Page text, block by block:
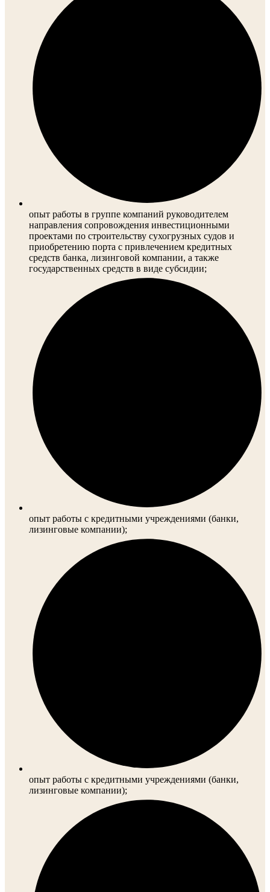
опыт работы в группе компаний руководителем
направления сопровождения инвестиционными
проектами по строительству сухогрузных судов и
приобретению порта с привлечением кредитных
средств банка, лизинговой компании, а также
государственных средств в виде субсидии;
опыт работы с кредитными учреждениями (банки,
лизинговые компании);
опыт работы с кредитными учреждениями (банки,
лизинговые компании);